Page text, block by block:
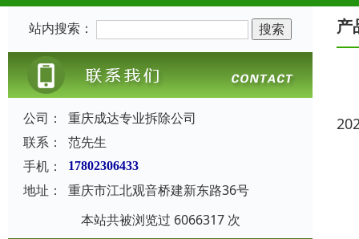
站内搜索：
公司：
重庆成达专业拆除公司
联系：
范先生
手机：
17802306433
地址：
重庆市江北观音桥建新东路36号
本站共被浏览过 6066317 次
产